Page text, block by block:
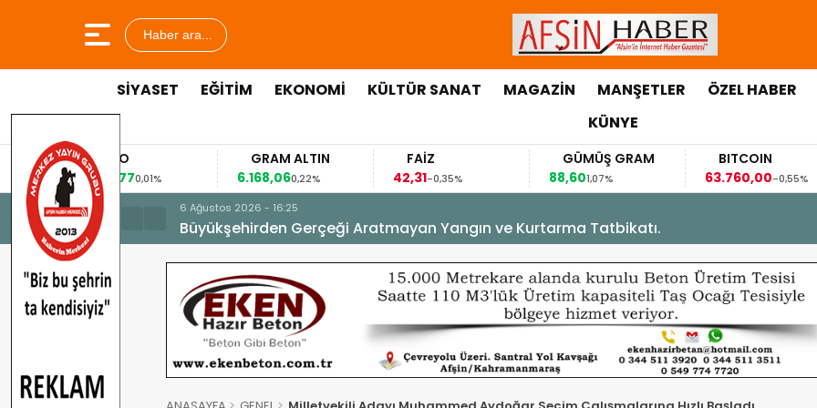
Haber ara...
SİYASET EĞİTİM EKONOMİ KÜLTÜR SANAT MAGAZİN MANŞETLER ÖZEL HABER
KÜNYE
0,01%
GRAM ALTIN
6.168,06
0,22%
FAİZ
42,31
GÜMÜŞ GRAM
88,60
BITCOIN
63.760,00
-0,55%
GBP/
63,1184
6 Ağustos 2026 - 16:25
Büyükşehirden Gerçeği Aratmayan Yangın ve Kurtarma Tatbikatı.